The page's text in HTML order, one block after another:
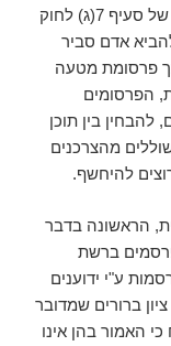
ולפיכך יש בכך משום "פרסום סמוי" והפרה של סעיף 7(ג) לחוק
אדם סביר
פרסומת מטעה
הפרסומים
להבחין בין תוכן
מהצרכנים
להיחשף.
הראשונה בדבר
ברשת
ע"י ידוענים
ברורים שמדובר
האמור בהן אינו